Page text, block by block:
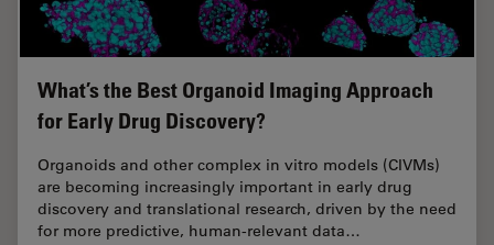
What’s the Best Organoid Imaging Approach
for Early Drug Discovery?
Organoids and other complex in vitro models (CIVMs)
are becoming increasingly important in early drug
discovery and translational research, driven by the need
for more predictive, human-relevant data…